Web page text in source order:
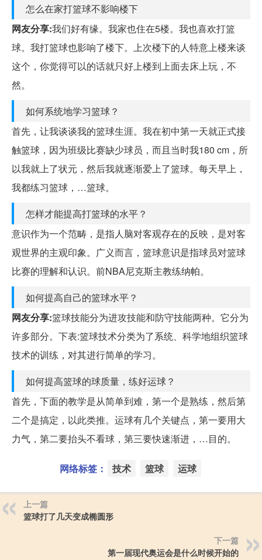
怎么在家打篮球不影响楼下
网友分享:我们好有缘。我家也住在5楼。我也喜欢打篮
球。我打篮球也影响了楼下。上次楼下的人特意上楼来谈
这个，你觉得可以的话就只好上楼到上面去床上玩，不
然。
如何系统地学习篮球？
首先，让我谈谈我的篮球生涯。我在初中第一天就正式接
触篮球，因为班级比赛缺少球员，而且当时我180 cm，所
以我就上了状元，然后我就逐渐爱上了篮球。每天早上，
我都练习篮球，…篮球。
怎样才能提高打篮球的水平？
意识作为一个范畴，是指人脑对客观存在的反映，是对客
观世界的主观印象。广义而言，篮球意识是指球员对篮球
比赛的理解和认识。前NBA尼克斯主教练纳帕。
如何提高自己的篮球水平？
网友分享:篮球技能分为进攻技能和防守技能两种。它分为
许多部分。下表:篮球技术分类为了系统、科学地组织篮球
技术的训练，对其进行简单的学习。
如何提高篮球的球质量，练好运球？
首先，下面的教学是从简单到难，第一个是熟练，然后第
二个是搞定，以此类推。运球有几个关键点，第一要用大
力气，第二要抬头不看球，第三要快速渐进，…目的。
网络标签： 技术 篮球 运球
上一篇
篮球打了几天变成椭圆形
下一篇
第一届现代奥运会是什么时候开始的